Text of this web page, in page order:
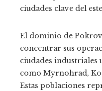
ciudades clave del
El dominio de
concentrar sus
ciudades industriales
como Myrnohrad,
Estas poblaciones